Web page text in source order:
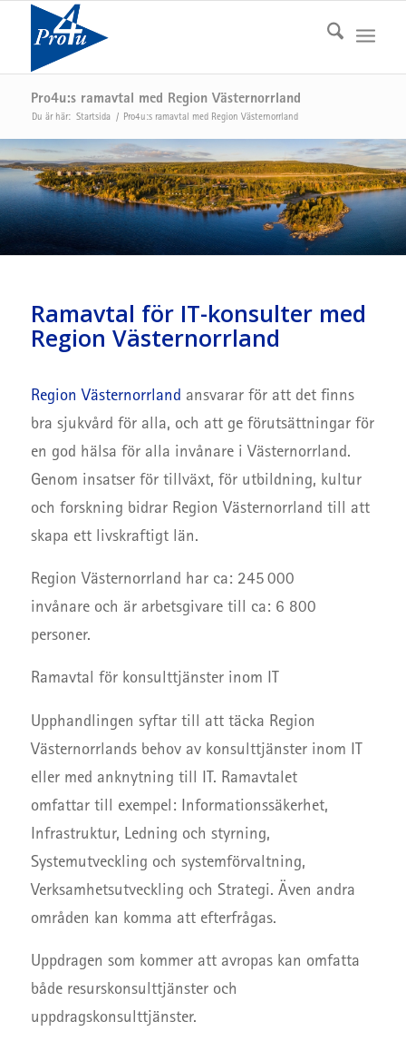
Pro4u:s ramavtal med Region Västernorrland
Du är här: Startsida / Pro4u:s ramavtal med Region Västernorrland
Ramavtal för IT-konsulter med
Region Västernorrland
Region Västernorrland ansvarar för att det finns
bra sjukvård för alla, och att ge förutsättningar för
en god hälsa för alla invånare i Västernorrland.
Genom insatser för tillväxt, för utbildning, kultur
och forskning bidrar Region Västernorrland till att
skapa ett livskraftigt län.
Region Västernorrland har ca: 245 000
invånare och är arbetsgivare till ca: 6 800
personer.
Ramavtal för konsulttjänster inom IT
Upphandlingen syftar till att täcka Region
Västernorrlands behov av konsulttjänster inom IT
eller med anknytning till IT. Ramavtalet
omfattar till exempel: Informationssäkerhet,
Infrastruktur, Ledning och styrning,
Systemutveckling och systemförvaltning,
Verksamhetsutveckling och Strategi. Även andra
områden kan komma att efterfrågas.
Uppdragen som kommer att avropas kan omfatta
både resurskonsulttjänster och
uppdragskonsulttjänster.